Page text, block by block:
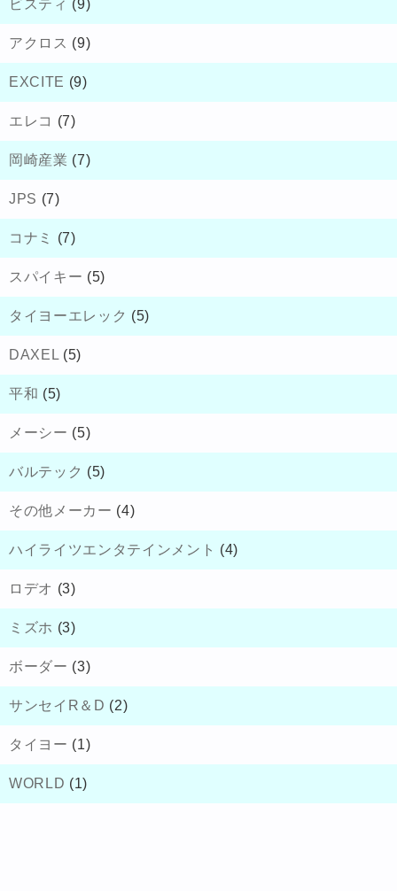
ビスティ (9)
アクロス (9)
EXCITE (9)
エレコ (7)
岡崎産業 (7)
JPS (7)
コナミ (7)
スパイキー (5)
タイヨーエレック (5)
DAXEL (5)
平和 (5)
メーシー (5)
バルテック (5)
その他メーカー (4)
ハイライツエンタテインメント (4)
ロデオ (3)
ミズホ (3)
ボーダー (3)
サンセイR＆D (2)
タイヨー (1)
WORLD (1)